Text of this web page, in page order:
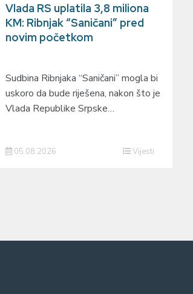
Vlada RS uplatila 3,8 miliona
KM: Ribnjak “Saničani” pred
novim početkom
Sudbina Ribnjaka “Saničani” mogla bi
uskoro da bude riješena, nakon što je
Vlada Republike Srpske…
05.08.2026 Vijesti